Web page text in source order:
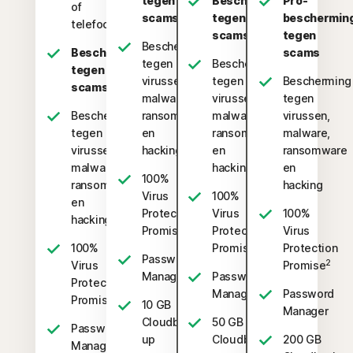
of
telefoons
Bescherming
tegen
scams
Bescherming
tegen
virussen,
malware,
ransomware
en
hacking
100%
Virus
Protection
Promise
Password
Manager
scams
Bescherming
tegen
virussen,
malware,
ransomware
en
hacking
100%
Virus
Protection
Promise
Password
Manager
10 GB
Cloudback-
up
tegen
scams
Bescherming
tegen
virussen,
malware,
ransomware
en
hacking
100%
Virus
Protection
Promise
Password
Manager
50 GB
Cloudback-
tegen
scams
Bescherming
tegen
virussen,
malware,
ransomware
en
hacking
100%
Virus
Protection
Promise2
Password
Manager
200 GB